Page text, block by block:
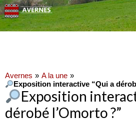
Avernes
A la une
Exposition interactive “Qui a
Exposition
dérobé l’Omorto ?”